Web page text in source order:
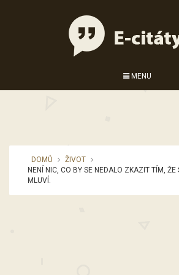
MENU
DOMŮ
ŽIVOT
NENÍ NIC, CO BY SE NEDALO ZKAZIT TÍM, ŽE
MLUVÍ.